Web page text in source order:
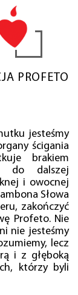
PROFETO
jesteśmy
ścigania
brakiem
do dalszej
i owocnej
Słowa
zakończyć
Profeto. Nie
nie jesteśmy
lecz
i z głęboką
którzy byli